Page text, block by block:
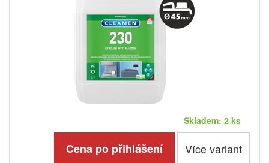
Skladem: 2 ks
Cena po přihlášení Více variant